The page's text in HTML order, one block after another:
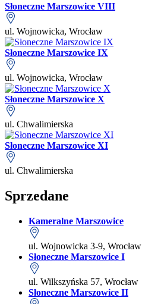
Słoneczne Marszowice VIII
ul. Wojnowicka, Wrocław
Słoneczne Marszowice IX
ul. Wojnowicka, Wrocław
Słoneczne Marszowice X
ul. Chwalimierska
Słoneczne Marszowice XI
ul. Chwalimierska
Sprzedane
Kameralne Marszowice
ul. Wojnowicka 3-9, Wrocław
Słoneczne Marszowice I
ul. Wilkszyńska 57, Wrocław
Słoneczne Marszowice II